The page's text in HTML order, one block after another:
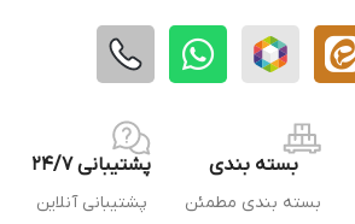
بسته بندی
بسته بندی مطمئن
پشتیبانی 24/7
پشتیبانی آنلاین